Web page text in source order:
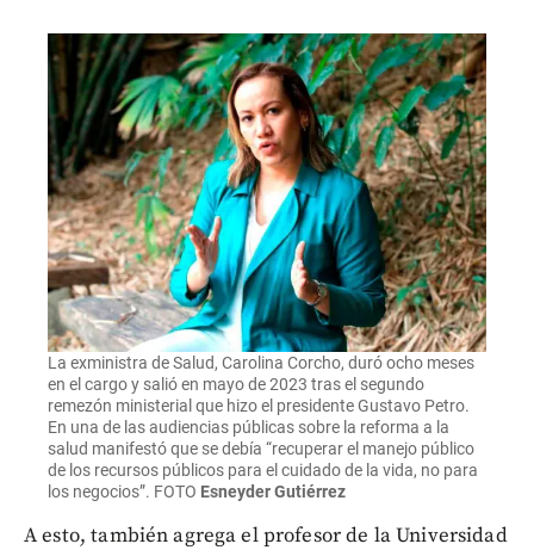
La exministra de Salud, Carolina Corcho, duró ocho meses
en el cargo y salió en mayo de 2023 tras el segundo
remezón ministerial que hizo el presidente Gustavo Petro.
En una de las audiencias públicas sobre la reforma a la
salud manifestó que se debía “recuperar el manejo público
de los recursos públicos para el cuidado de la vida, no para
los negocios”. FOTO Esneyder Gutiérrez
A esto, también agrega el profesor de la Universidad